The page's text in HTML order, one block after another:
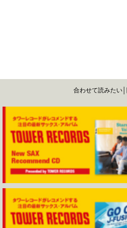
合わせて読みたい│